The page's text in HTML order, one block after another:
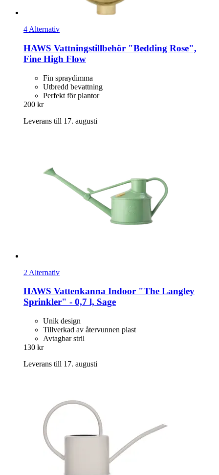
4 Alternativ
HAWS Vattningstillbehör "Bedding Rose",
Fine High Flow
Fin spraydimma
Utbredd bevattning
Perfekt för plantor
200 kr
Leverans till 17. augusti
2 Alternativ
HAWS Vattenkanna Indoor "The Langley
Sprinkler" -​ 0,7 l, Sage
Unik design
Tillverkad av återvunnen plast
Avtagbar stril
130 kr
Leverans till 17. augusti